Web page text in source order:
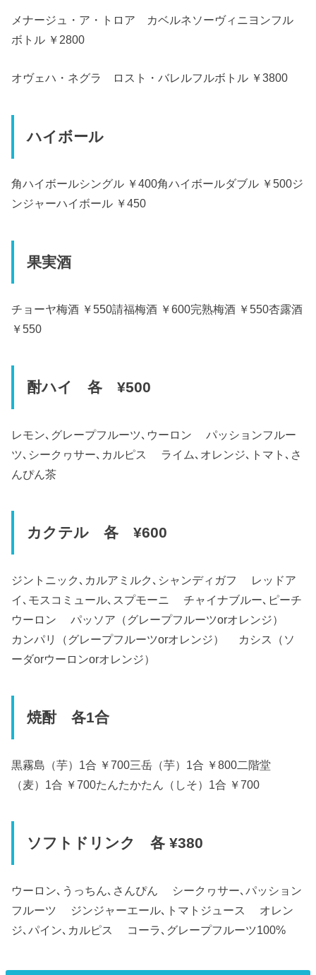
メナージュ・ア・トロア カベルネソーヴィニヨンフル
ボトル ￥2800
オヴェハ・ネグラ ロスト・バレルフルボトル ￥3800
ハイボール
角ハイボールシングル ￥400角ハイボールダブル ￥500ジ
ンジャーハイボール ￥450
果実酒
チョーヤ梅酒 ￥550請福梅酒 ￥600完熟梅酒 ￥550杏露酒
￥550
酎ハイ 各 ¥500
レモン､グレープフルーツ､ウーロン パッションフルー
ツ､シークヮサー､カルピス ライム､オレンジ､トマト､さ
んぴん茶
カクテル 各 ¥600
ジントニック､カルアミルク､シャンディガフ レッドア
イ､モスコミュール､スプモーニ チャイナブルー､ピーチ
ウーロン パッソア（グレープフルーツorオレンジ）
カンパリ（グレープフルーツorオレンジ） カシス（ソ
ーダorウーロンorオレンジ）
焼酎 各1合
黒霧島（芋）1合 ￥700三岳（芋）1合 ￥800二階堂
（麦）1合 ￥700たんたかたん（しそ）1合 ￥700
ソフトドリンク 各 ¥380
ウーロン､うっちん､さんぴん シークヮサー､パッション
フルーツ ジンジャーエール､トマトジュース オレン
ジ､パイン､カルピス コーラ､グレープフルーツ100%